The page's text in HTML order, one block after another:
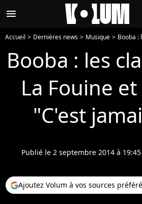
menu
Accueil Dernières news Musique Booba : les
Booba : les
La Fouine
"C'est
Publié le 2 septembre 2014 à 19:45
Ajoutez Volum à vos sources